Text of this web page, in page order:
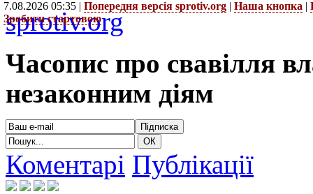
7.08.2026 05:35 | Попередня версія sprotiv.org | Наша кнопка |
Зробити стартовою
sprotiv.org
Часопис про свавілля
незаконним діям
Коментарі Публікації